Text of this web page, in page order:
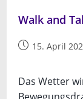
Walk and
Beitrag15. April
Das Wetter